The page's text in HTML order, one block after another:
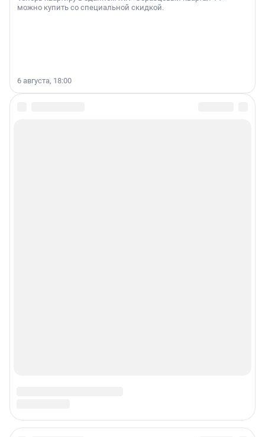
можно купить со специальной скидкой.
6 августа, 18:00